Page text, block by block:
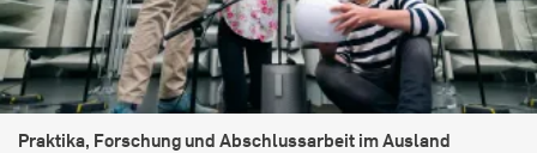
Praktika, Forschung und Abschlussarbeit im Ausland